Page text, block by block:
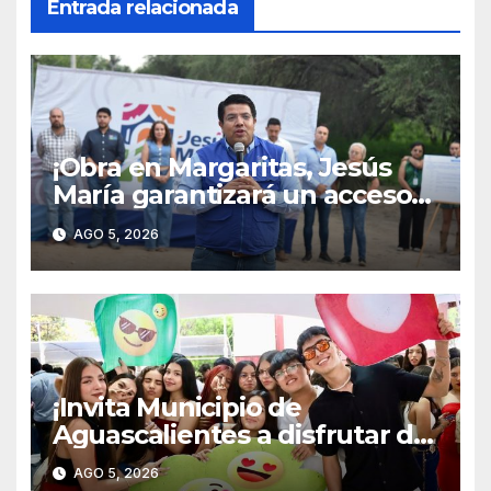
Entrada relacionada
¡Obra en Margaritas, Jesús
María garantizará un acceso
más seguro para estudiantes
y familias!
AGO 5, 2026
¡Invita Municipio de
Aguascalientes a disfrutar del
IMJUVA FEST 2026!
AGO 5, 2026